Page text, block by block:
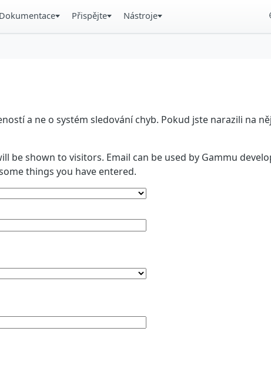
Dokumentace Přispějte Nástroje
a ne o systém sledování chyb. Pokud jste narazili na
be shown to visitors. Email can be used by Gammu
things you have entered.